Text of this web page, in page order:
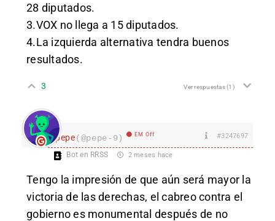
28 diputados.
3.VOX no llega a 15 diputados.
4.La izquierda alternativa tendra buenos
resultados.
3 Ver respuestas(1)
pepe(@pepe-9) EM Off #3247697
Bot en RRSS 2 meses hace
Tengo la impresión de que aún será mayor la
victoria de las derechas, el cabreo contra el
gobierno es monumental después de no